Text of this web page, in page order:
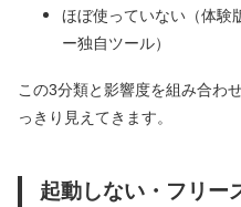
ほぼ使っていない（体験
ー独自ツール）
この3分類と影響度を組み合わ
っきり見えてきます。
起動しない・フリー